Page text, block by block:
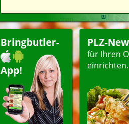
Bringbutler-
App!
PLZ-
für Ihren